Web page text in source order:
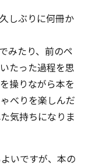
しぶりに何冊か
みたり、前のペ
たった過程を思
操りながら本を
べりを楽しんだ
気持ちになりま
いですが、本の